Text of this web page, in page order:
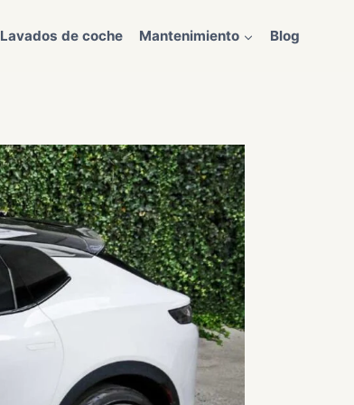
Lavados de coche Mantenimiento Blog